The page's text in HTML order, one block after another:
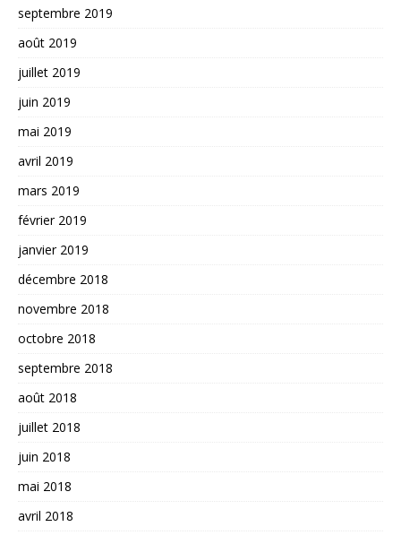
septembre 2019
août 2019
juillet 2019
juin 2019
mai 2019
avril 2019
mars 2019
février 2019
janvier 2019
décembre 2018
novembre 2018
octobre 2018
septembre 2018
août 2018
juillet 2018
juin 2018
mai 2018
avril 2018